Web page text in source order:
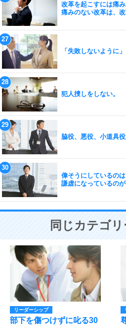
改革を起こすには痛み
痛みのない改革は、改
「失敗しないように
犯人捜しをしない。
脇役、悪役、小道具
偉そうにしているのは
謙虚になっているのが
同じカテゴ
リーダーシップ
部下を傷つけずに叱る30